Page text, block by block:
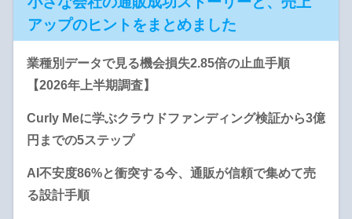
アップのヒントをまとめました
業種別データで見る機会損失2.85倍の止血手順
【2026年上半期調査】
Curly Meに学ぶクラウドファンディング検証から3億
円までの5ステップ
AI不安度86%と衝突する今、通販が信頼で集めて売
る設計手順